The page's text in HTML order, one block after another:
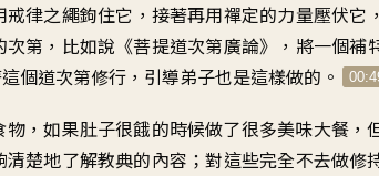
戒律之繩鉤住它 ， 接著再用禪定的力量壓伏它 ，
次第 ，比如說《菩提道次第廣論》， 將一個補
個道次第修行 ， 引導弟子也是這樣做的 。
物，如果肚子很餓的時候做了很多美味大餐 ，
清楚地了解教典的內容 ；對這些完全不去做修